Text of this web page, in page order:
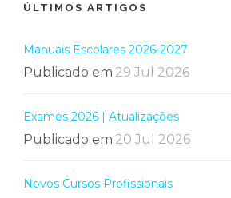
ÚLTIMOS ARTIGOS
Manuais Escolares 2026-2027
Publicado em 29 Jul 2026
Exames 2026 | Atualizações
Publicado em 20 Jul 2026
Novos Cursos Profissionais